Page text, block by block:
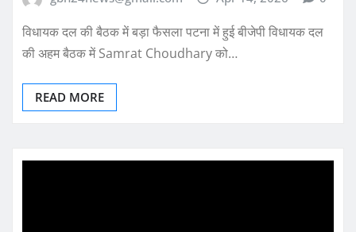
विधायक दल की बैठक में बड़ा फैसला पटना में हुई बीजेपी विधायक दल
की अहम बैठक में Samrat Choudhary को…
READ MORE